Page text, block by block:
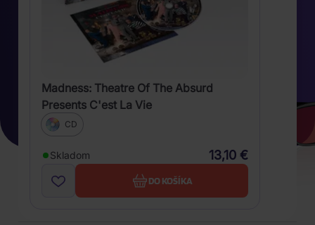
Madness: Theatre Of The Absurd
Presents C'est La Vie
CD
Skladom 13,10 €
DO KOŠÍKA